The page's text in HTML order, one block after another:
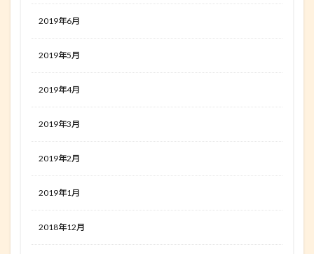
2019年6月
2019年5月
2019年4月
2019年3月
2019年2月
2019年1月
2018年12月